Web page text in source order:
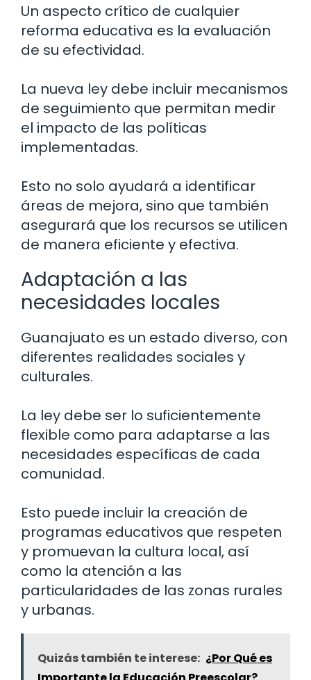
Un aspecto crítico de cualquier
reforma educativa es la evaluación
de su efectividad.
La nueva ley debe incluir mecanismos
de seguimiento que permitan medir
el impacto de las políticas
implementadas.
Esto no solo ayudará a identificar
áreas de mejora, sino que también
asegurará que los recursos se utilicen
de manera eficiente y efectiva.
Adaptación a las
necesidades locales
Guanajuato es un estado diverso, con
diferentes realidades sociales y
culturales.
La ley debe ser lo suficientemente
flexible como para adaptarse a las
necesidades específicas de cada
comunidad.
Esto puede incluir la creación de
programas educativos que respeten
y promuevan la cultura local, así
como la atención a las
particularidades de las zonas rurales
y urbanas.
Quizás también te interese: ¿Por Qué es